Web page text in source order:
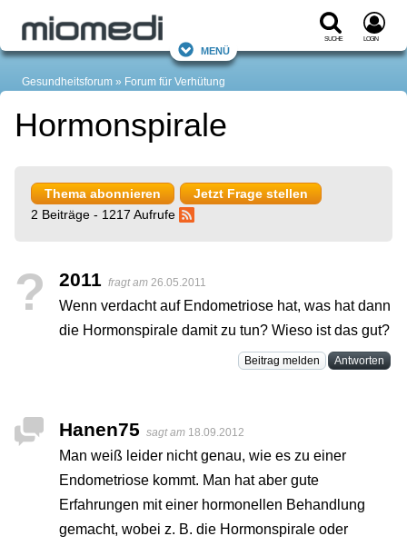
Suche Login
Menü
Gesundheitsforum Forum für Verhütung
Hormonspirale
Thema abonnieren
Jetzt Frage stellen
2 Beiträge - 1217 Aufrufe
? 2011 fragt am 26.05.2011
Wenn verdacht auf Endometriose hat, was hat dann
die Hormonspirale damit zu tun? Wieso ist das gut?
Beitrag melden Antworten
Hanen75 sagt am 18.09.2012
Man weiß leider nicht genau, wie es zu einer
Endometriose kommt. Man hat aber gute
Erfahrungen mit einer hormonellen Behandlung
gemacht, wobei z. B. die Hormonspirale oder